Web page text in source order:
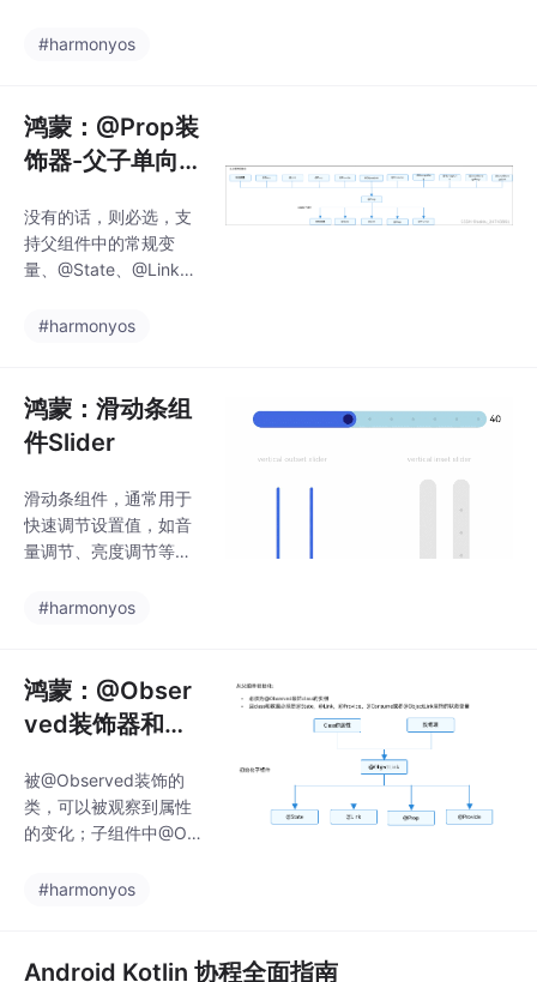
（3）使用组件的成员函数配置组件的事件方法。（1）使用箭头函
#harmonyos
鸿蒙：@Prop装
饰器-父子单向
没有的话，则必选，支
持父组件中的常规变
量、@State、@Link、
Consume、@ObjectLi
alStorageLink和@Loc
alStorageProp去初始
化子组件中的@Prop变
本地初始化时，从父组
件向子组件传递@Prop
的数据源才是可选的。
#harmonyos
鸿蒙：滑动条组
件Slider
滑动条组件，通常用于
快速调节设置值，如音
量调节、亮度调节等应
API Version 7开始支
#harmonyos
鸿蒙：@Obser
ved装饰器和@
器：嵌套类对象
属性变化
被@Observed装饰的
类，可以被观察到属性
的变化；子组件中@Obj
态变量用于接收@Obse
变量建立双向数据绑
#harmonyos
Android Kotlin 协程全面指南